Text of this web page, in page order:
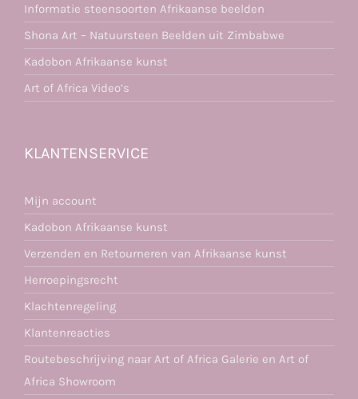
Informatie steensoorten Afrikaanse beelden
Shona Art – Natuursteen Beelden uit Zimbabwe
Kadobon Afrikaanse kunst
Art of Africa Video’s
KLANTENSERVICE
Mijn account
Kadobon Afrikaanse kunst
Verzenden en Retourneren van Afrikaanse kunst
Herroepingsrecht
Klachtenregeling
Klantenreacties
Routebeschrijving naar Art of Africa Galerie en Art of
Africa Showroom